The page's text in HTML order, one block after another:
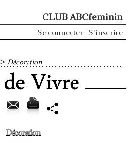
CLUB ABCfeminin
Se connecter S'inscrire
> Décoration
Décoration